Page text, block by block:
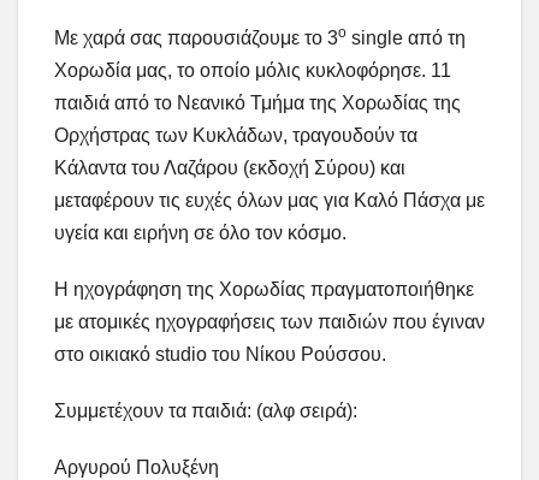
Με χαρά σας παρουσιάζουμε το 3ο single από τη
Χορωδία μας, το οποίο μόλις κυκλοφόρησε. 11
παιδιά από το Νεανικό Τμήμα της Χορωδίας της
Ορχήστρας των Κυκλάδων, τραγουδούν τα
Κάλαντα του Λαζάρου (εκδοχή Σύρου) και
μεταφέρουν τις ευχές όλων μας για Καλό Πάσχα με
υγεία και ειρήνη σε όλο τον κόσμο.
Η ηχογράφηση της Χορωδίας πραγματοποιήθηκε
με ατομικές ηχογραφήσεις των παιδιών που έγιναν
στο οικιακό studio του Νίκου Ρούσσου.
Συμμετέχουν τα παιδιά: (αλφ σειρά):
Αργυρού Πολυξένη